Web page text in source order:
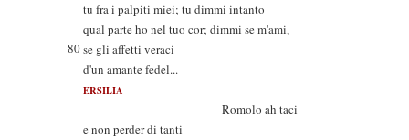
tu fra i palpiti miei; tu dimmi intanto
qual parte ho nel tuo cor; dimmi se m'ami,
80se gli affetti veraci
d'un amante fedel...
ERSILIA
Romolo ah taci
e non perder di tanti